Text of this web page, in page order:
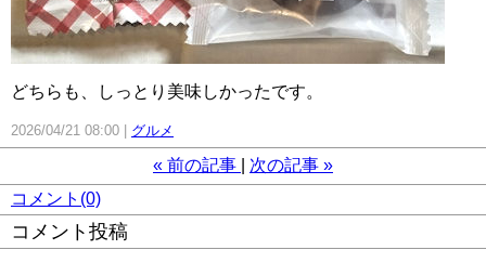
どちらも、しっとり美味しかったです。
2026/04/21 08:00 グルメ
« 前の記事 次の記事 »
コメント(0)
コメント投稿